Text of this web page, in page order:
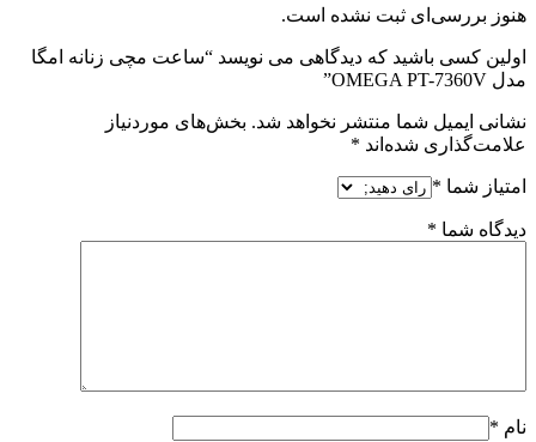
هنوز بررسی‌ای ثبت نشده است.
اولین کسی باشید که دیدگاهی می نویسد “ساعت مچی زنانه امگا
مدل OMEGA PT-7360V”
نشانی ایمیل شما منتشر نخواهد شد. بخش‌های موردنیاز
علامت‌گذاری شده‌اند *
امتیاز شما *
دیدگاه شما *
نام *